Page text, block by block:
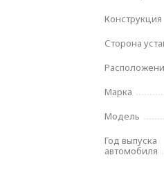
Конструкция
Сторона
Марка
Модель
Год выпуска
автомобиля